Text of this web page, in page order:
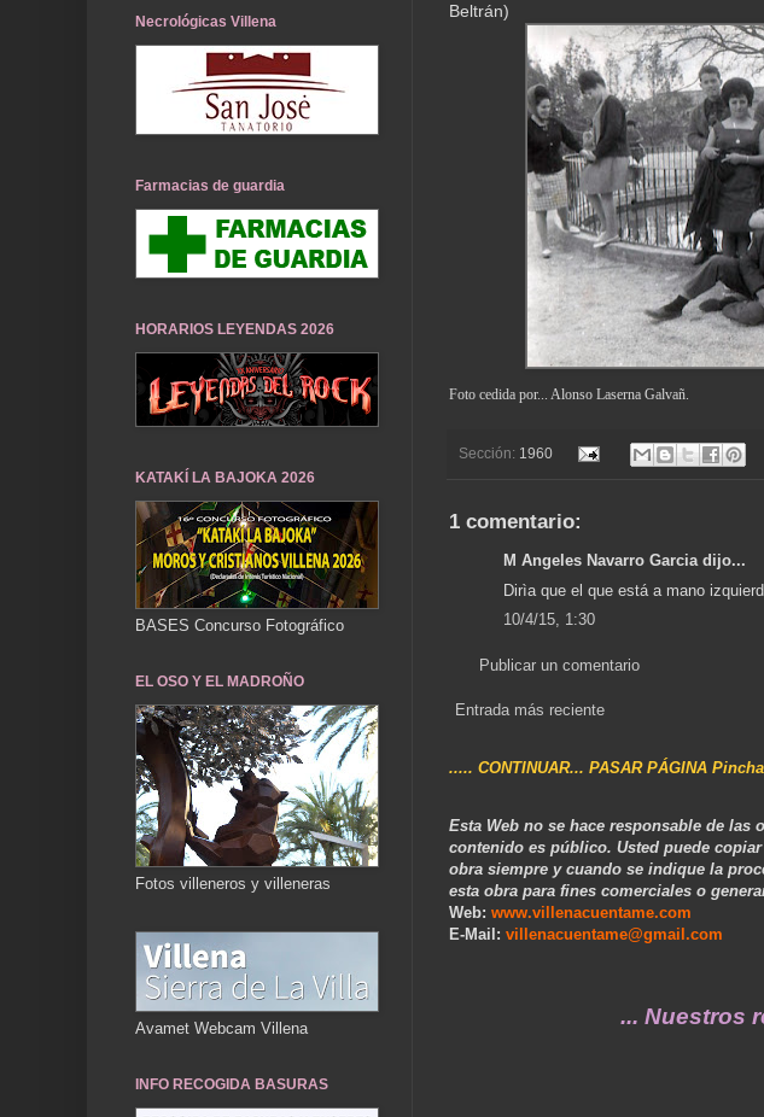
Beltrán)
Foto cedida por... Alonso Laserna Galvañ.
Sección: 1960
1 comentario:
M Angeles Navarro Garcia dijo...
Dirìa que el que está a mano
10/4/15, 1:30
Publicar un comentario
Entrada más reciente
..... CONTINUAR... PASAR PÁGINA
Esta Web no se hace responsable de las
contenido es público. Usted puede
obra siempre y cuando se indique la
esta obra para fines comerciales o
Web: www.villenacuentame.com
E-Mail: villenacuentame@gmail.com
... Nuestros
Necrológicas Villena
Farmacias de guardia
HORARIOS LEYENDAS 2026
KATAKÍ LA BAJOKA 2026
BASES Concurso Fotográfico
EL OSO Y EL MADROÑO
Fotos villeneros y villeneras
Avamet Webcam Villena
INFO RECOGIDA BASURAS